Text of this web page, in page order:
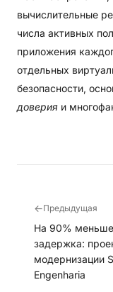
вычислительные
числа активных
приложения
отдельных
безопасности,
доверия и
←Предыдущая
На 90% меньше
задержка:
модернизации
Engenharia